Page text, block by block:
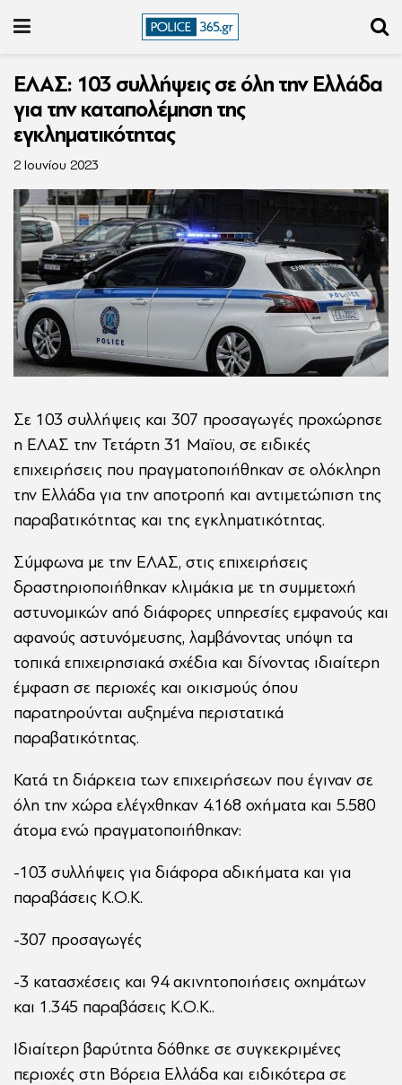
ΕΛΑΣ: 103 συλλήψεις σε όλη την Ελλάδα
για την καταπολέμηση της
εγκληματικότητας
2 Ιουνίου 2023
Σε 103 συλλήψεις και 307 προσαγωγές προχώρησε
η ΕΛΑΣ την Τετάρτη 31 Μαϊου, σε ειδικές
επιχειρήσεις που πραγματοποιήθηκαν σε ολόκληρη
την Ελλάδα για την αποτροπή και αντιμετώπιση της
παραβατικότητας και της εγκληματικότητας.
Σύμφωνα με την ΕΛΑΣ, στις επιχειρήσεις
δραστηριοποιήθηκαν κλιμάκια με τη συμμετοχή
αστυνομικών από διάφορες υπηρεσίες εμφανούς και
αφανούς αστυνόμευσης, λαμβάνοντας υπόψη τα
τοπικά επιχειρησιακά σχέδια και δίνοντας ιδιαίτερη
έμφαση σε περιοχές και οικισμούς όπου
παρατηρούνται αυξημένα περιστατικά
παραβατικότητας.
Κατά τη διάρκεια των επιχειρήσεων που έγιναν σε
όλη την χώρα ελέγχθηκαν 4.168 οχήματα και 5.580
άτομα ενώ πραγματοποιήθηκαν:
-103 συλλήψεις για διάφορα αδικήματα και για
παραβάσεις Κ.Ο.Κ.
-307 προσαγωγές
-3 κατασχέσεις και 94 ακινητοποιήσεις οχημάτων
και 1.345 παραβάσεις Κ.Ο.Κ..
Ιδιαίτερη βαρύτητα δόθηκε σε συγκεκριμένες
περιοχές στη Βόρεια Ελλάδα και ειδικότερα σε